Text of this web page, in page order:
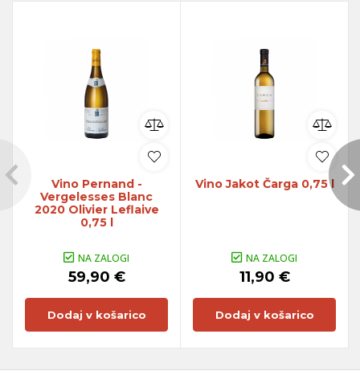
Vino Pernand -
Vergelesses Blanc
2020 Olivier Leflaive
0,75 l
NA ZALOGI
59,90 €
Dodaj v košarico
Vino Jakot Čarga 0,75 l
NA ZALOGI
11,90 €
Dodaj v košarico